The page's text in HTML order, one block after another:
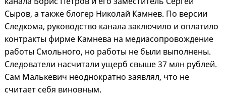
Сыров, а также блогер Николай Камнев. По версии
Следкома, руководство канала заключило и оплатило
контракты фирме Камнева на медиасопровождение
работы Смольного, но работы не были выполнены.
Следователи насчитали ущерб свыше 37 млн рублей.
Сам Малькевич неоднократно заявлял, что не
считает себя виновным.